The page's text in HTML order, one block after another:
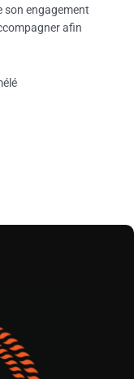
son engagement
afin